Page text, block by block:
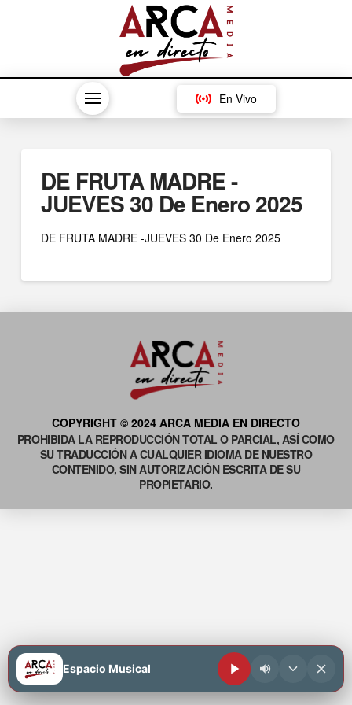
En Vivo
DE FRUTA MADRE -
JUEVES 30 De Enero 2025
DE FRUTA MADRE -JUEVES 30 De Enero 2025
COPYRIGHT © 2024 ARCA MEDIA EN DIRECTO
PROHIBIDA LA REPRODUCCIÓN TOTAL O PARCIAL, ASÍ COMO
SU TRADUCCIÓN A CUALQUIER IDIOMA DE NUESTRO
CONTENIDO, SIN AUTORIZACIÓN ESCRITA DE SU
PROPIETARIO.
Espacio Musical